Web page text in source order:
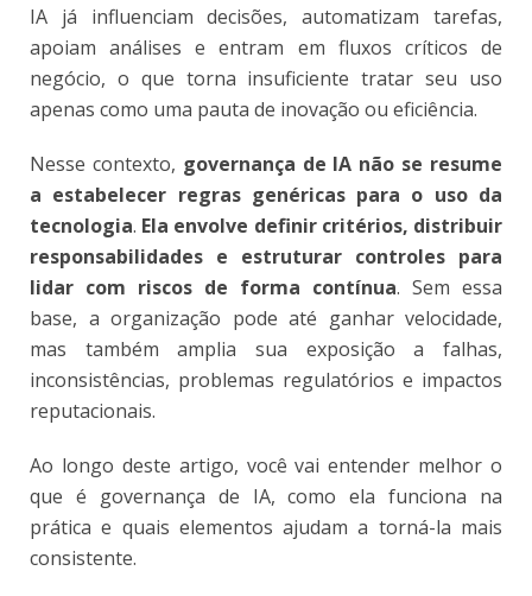
IA já influenciam decisões, automatizam tarefas,
apoiam análises e entram em fluxos críticos de
negócio, o que torna insuficiente tratar seu uso
apenas como uma pauta de inovação ou eficiência.
Nesse contexto, governança de IA não se resume
a estabelecer regras genéricas para o uso da
tecnologia. Ela envolve definir critérios, distribuir
responsabilidades e estruturar controles para
lidar com riscos de forma contínua. Sem essa
base, a organização pode até ganhar velocidade,
mas também amplia sua exposição a falhas,
inconsistências, problemas regulatórios e impactos
reputacionais.
Ao longo deste artigo, você vai entender melhor o
que é governança de IA, como ela funciona na
prática e quais elementos ajudam a torná-la mais
consistente.